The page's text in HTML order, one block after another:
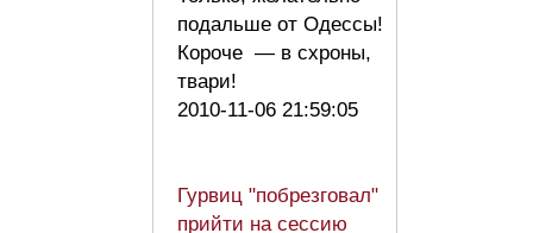
подальше от Одессы!
Короче — в схроны,
твари!
2010-11-06 21:59:05
Гурвиц "побрезговал"
прийти на сессию